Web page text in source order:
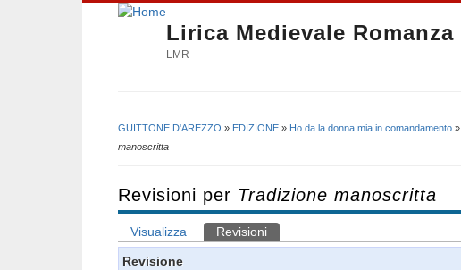
Lirica Medievale Romanza
LMR
Tu sei qui
GUITTONE D'AREZZO » EDIZIONE » Ho da la donna mia in comandamento »
manoscritta
Revisioni per Tradizione manoscritta
Schede primarie
Visualizza Revisioni
Revisione